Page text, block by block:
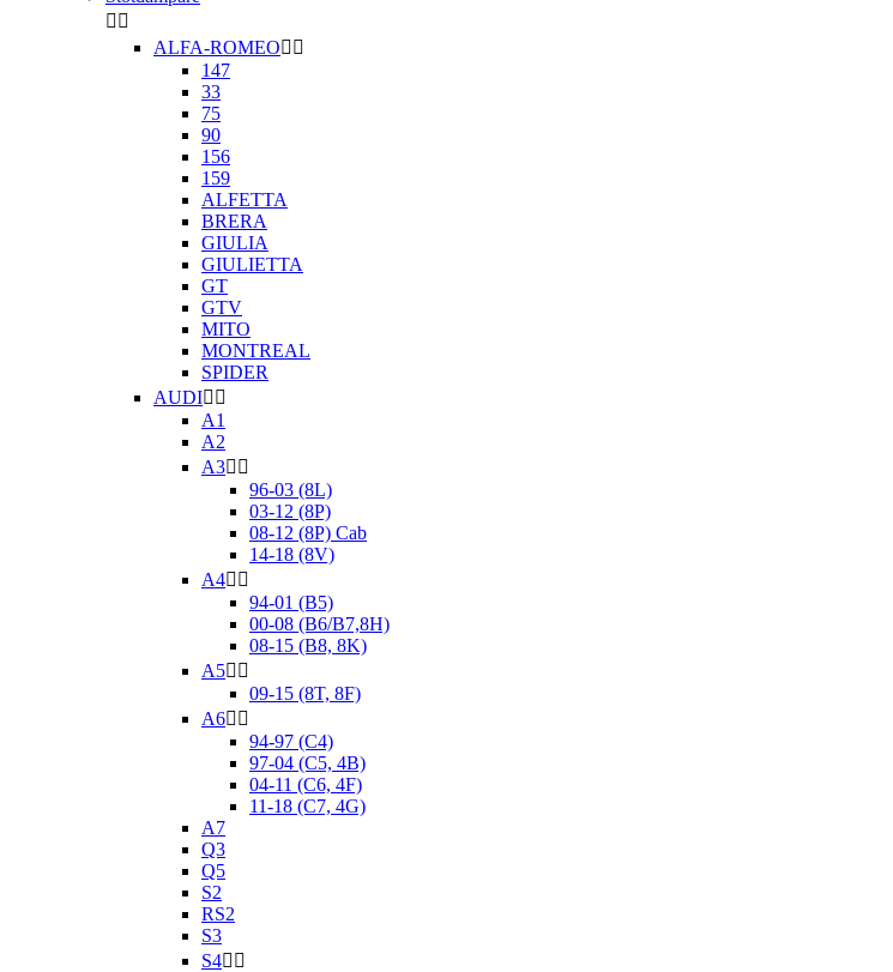
 
ALFA-ROMEO 
147
33
75
90
156
159
ALFETTA
BRERA
GIULIA
GIULIETTA
GT
GTV
MITO
MONTREAL
SPIDER
AUDI 
A1
A2
A3 
96-03 (8L)
03-12 (8P)
08-12 (8P) Cab
14-18 (8V)
A4 
94-01 (B5)
00-08 (B6/B7,8H)
08-15 (B8, 8K)
A5 
09-15 (8T, 8F)
A6 
94-97 (C4)
97-04 (C5, 4B)
04-11 (C6, 4F)
11-18 (C7, 4G)
A7
Q3
Q5
S2
RS2
S3
S4 